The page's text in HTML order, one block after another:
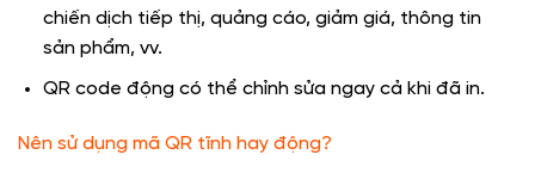
chiến dịch tiếp thị, quảng cáo, giảm giá, thông tin
sản phẩm, vv.
QR code động có thể chỉnh sửa ngay cả khi đã in.
Nên sử dụng mã QR tĩnh hay động?